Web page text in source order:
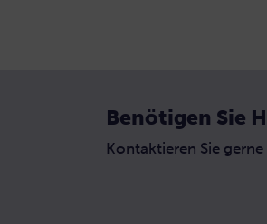
Benötigen Sie
Kontaktieren Sie